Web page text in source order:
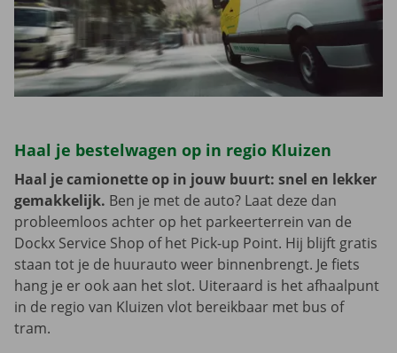
Haal je bestelwagen op in regio Kluizen
Haal je camionette op in jouw buurt: snel en lekker
gemakkelijk. Ben je met de auto? Laat deze dan
probleemloos achter op het parkeerterrein van de
Dockx Service Shop of het Pick-up Point. Hij blijft gratis
staan tot je de huurauto weer binnenbrengt. Je fiets
hang je er ook aan het slot. Uiteraard is het afhaalpunt
in de regio van Kluizen vlot bereikbaar met bus of
tram.